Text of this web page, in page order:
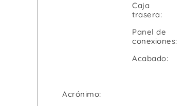
Caja
trasera:
Panel de
conexiones:
Acabado:
Acrónimo: